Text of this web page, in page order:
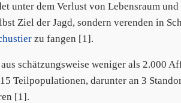
unter dem Verlust von Lebensraum
Ziel der Jagd, sondern verenden in
zu fangen [1].
schätzungsweise weniger als 2.000
Teilpopulationen, darunter an 3
[1].